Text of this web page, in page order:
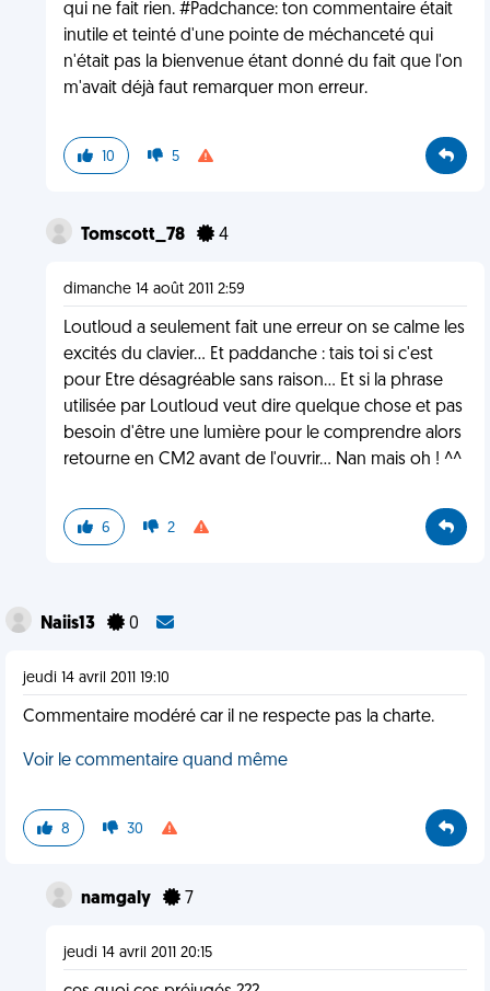
qui ne fait rien. #Padchance: ton commentaire était
inutile et teinté d'une pointe de méchanceté qui
n'était pas la bienvenue étant donné du fait que l'on
m'avait déjà faut remarquer mon erreur.
10 5
Tomscott_78 4
dimanche 14 août 2011 2:59
Loutloud a seulement fait une erreur on se calme les
excités du clavier... Et paddanche : tais toi si c'est
pour Etre désagréable sans raison... Et si la phrase
utilisée par Loutloud veut dire quelque chose et pas
besoin d'être une lumière pour le comprendre alors
retourne en CM2 avant de l'ouvrir... Nan mais oh ! ^^
6 2
Naiis13 0
jeudi 14 avril 2011 19:10
Commentaire modéré car il ne respecte pas la charte.
Voir le commentaire quand même
8 30
namgaly 7
jeudi 14 avril 2011 20:15